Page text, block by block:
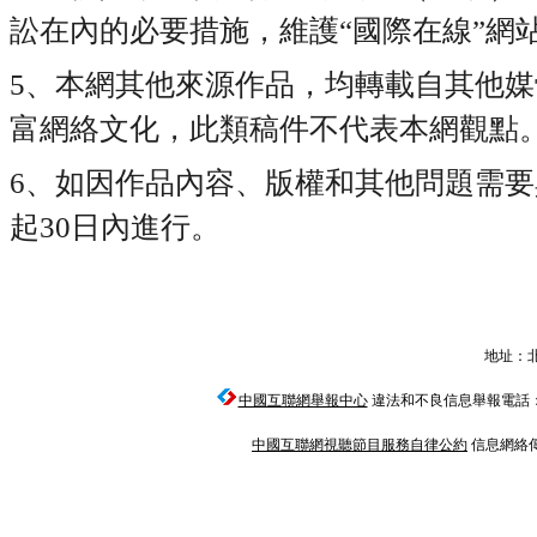
訟在內的必要措施，維護“國際在線”網
5、本網其他來源作品，均轉載自其他
富網絡文化，此類稿件不代表本網觀點
6、如因作品內容、版權和其他問題需
起30日內進行。
地址：
中國互聯網舉報中心違法和不良信息舉報電話
中國互聯網視聽節目服務自律公約 信息網絡